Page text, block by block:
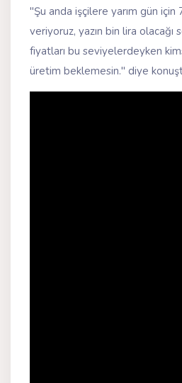
"Şu anda işçilere yarım gün
veriyoruz, yazın bin lira
fiyatları bu seviyelerdeyken
üretim beklemesin." diye